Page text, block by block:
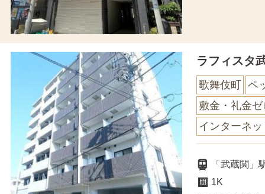
ラフィスタ
歌舞伎町
ペ
敷金・礼金ゼ
インターネ
「武蔵関
1K